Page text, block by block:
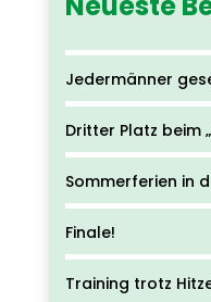
Jedermänner
Dritter Platz beim
Sommerferien in
Finale!
Training trotz